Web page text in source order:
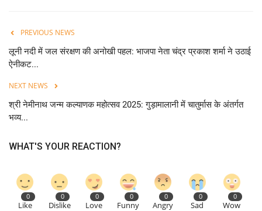
PREVIOUS NEWS
लूनी नदी में जल संरक्षण की अनोखी पहल: भाजपा नेता चंद्र प्रकाश शर्मा ने उठाई
ऐनीकट...
NEXT NEWS
श्री नेमीनाथ जन्म कल्याणक महोत्सव 2025: गुड़ामालानी में चातुर्मास के अंतर्गत
भव्य...
WHAT'S YOUR REACTION?
0
Like
0
Dislike
0
Love
0
Funny
0
Angry
0
Sad
0
Wow